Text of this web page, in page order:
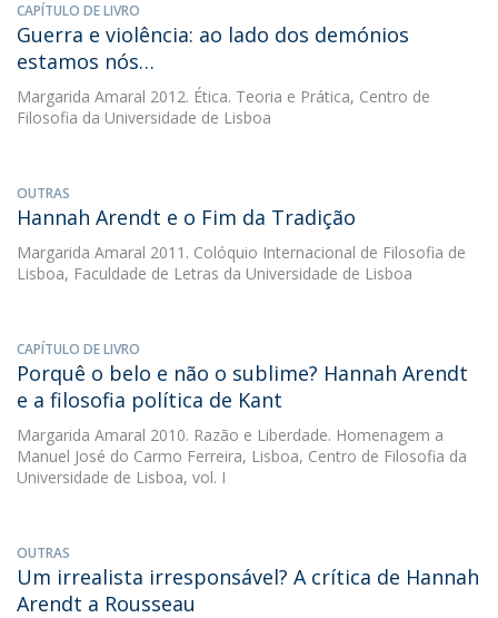
CAPÍTULO DE LIVRO
Guerra e violência: ao lado dos demónios
estamos nós…
Margarida Amaral 2012. Ética. Teoria e Prática, Centro de
Filosofia da Universidade de Lisboa
OUTRAS
Hannah Arendt e o Fim da Tradição
Margarida Amaral 2011. Colóquio Internacional de Filosofia de
Lisboa, Faculdade de Letras da Universidade de Lisboa
CAPÍTULO DE LIVRO
Porquê o belo e não o sublime? Hannah Arendt
e a filosofia política de Kant
Margarida Amaral 2010. Razão e Liberdade. Homenagem a
Manuel José do Carmo Ferreira, Lisboa, Centro de Filosofia da
Universidade de Lisboa, vol. I
OUTRAS
Um irrealista irresponsável? A crítica de Hannah
Arendt a Rousseau